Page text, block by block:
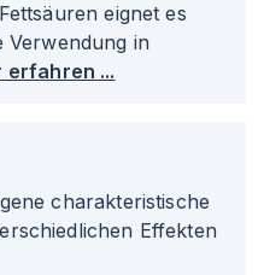
eignet es
Verwendung in
erfahren ...
charakteristische
Effekten